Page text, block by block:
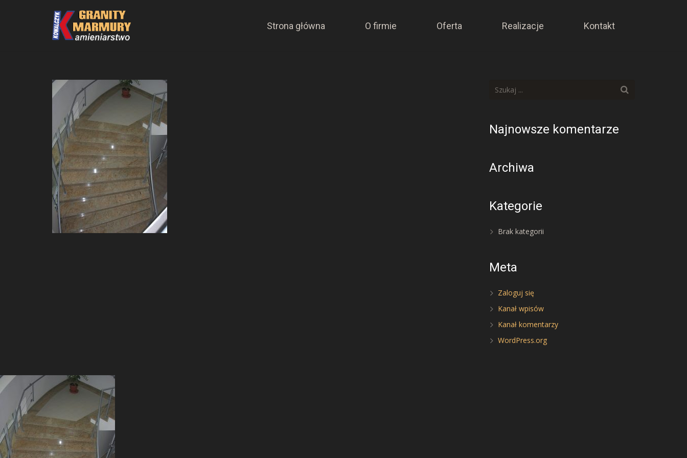
Strona główna O firmie Oferta Realizacje Kontakt
Najnowsze komentarze
Archiwa
Kategorie
Brak kategorii
Meta
Zaloguj się
Kanał wpisów
Kanał komentarzy
WordPress.org